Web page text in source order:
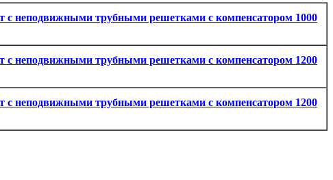
с неподвижными трубными решетками с компенсатором 1000
с неподвижными трубными решетками с компенсатором 1200
с неподвижными трубными решетками с компенсатором 1200